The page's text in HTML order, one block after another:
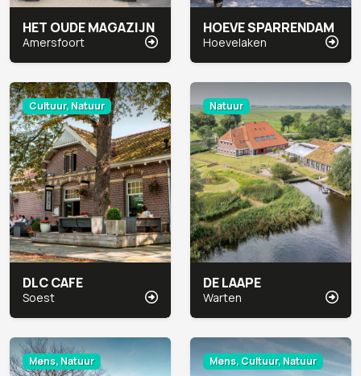
HET OUDE MAGAZIJN
Amersfoort
HOEVE SPARRENDAM
Hoevelaken
Cultuur, Natuur
DLC CAFE
Soest
Natuur
DE LAAPE
Warten
Mens, Natuur Mens, Cultuur, Natuur